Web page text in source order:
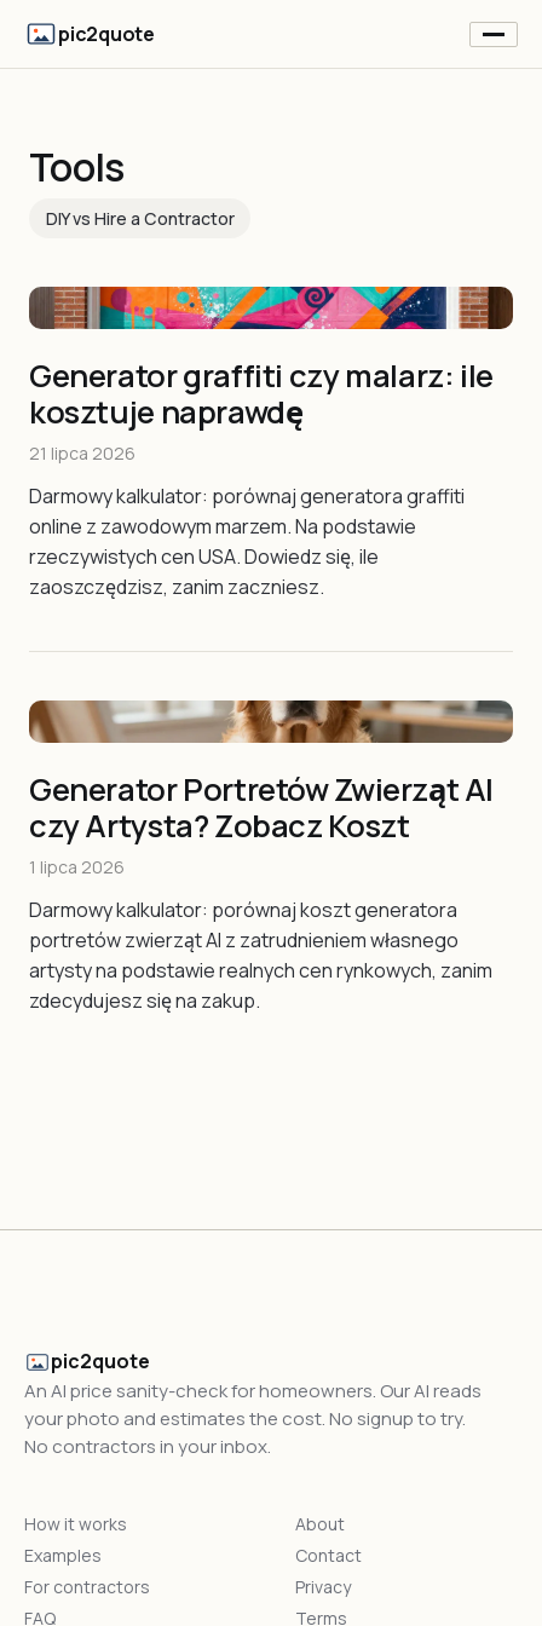
Tools
DIY vs Hire a Contractor
Generator graffiti czy malarz: ile
kosztuje naprawdę
21 lipca 2026
Darmowy kalkulator: porównaj generatora graffiti
online z zawodowym marzem. Na podstawie
rzeczywistych cen USA. Dowiedz się, ile
zaoszczędzisz, zanim zaczniesz.
Generator Portretów Zwierząt AI
czy Artysta? Zobacz Koszt
1 lipca 2026
Darmowy kalkulator: porównaj koszt generatora
portretów zwierząt AI z zatrudnieniem własnego
artysty na podstawie realnych cen rynkowych, zanim
zdecydujesz się na zakup.
pic2quote
pic2quote
An AI price sanity-check for homeowners. Our AI reads
your photo and estimates the cost. No signup to try.
No contractors in your inbox.
How it works
Examples
For contractors
FAQ
About
Contact
Privacy
Terms